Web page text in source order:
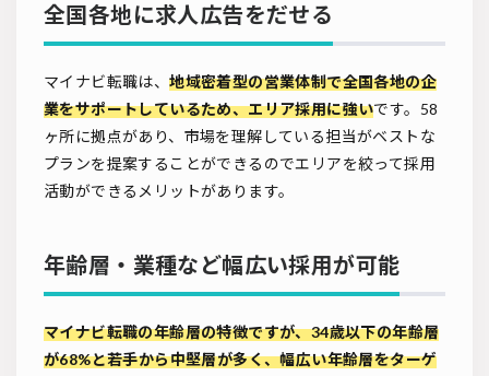
全国各地に求人広告をだせる
マイナビ転職は、地域密着型の営業体制で全国各地の企
業をサポートしているため、エリア採用に強いです。58
ヶ所に拠点があり、市場を理解している担当がベストな
プランを提案することができるのでエリアを絞って採用
活動ができるメリットがあります。
年齢層・業種など幅広い採用が可能
マイナビ転職の年齢層の特徴ですが、34歳以下の年齢層
が68%と若手から中堅層が多く、幅広い年齢層をターゲ